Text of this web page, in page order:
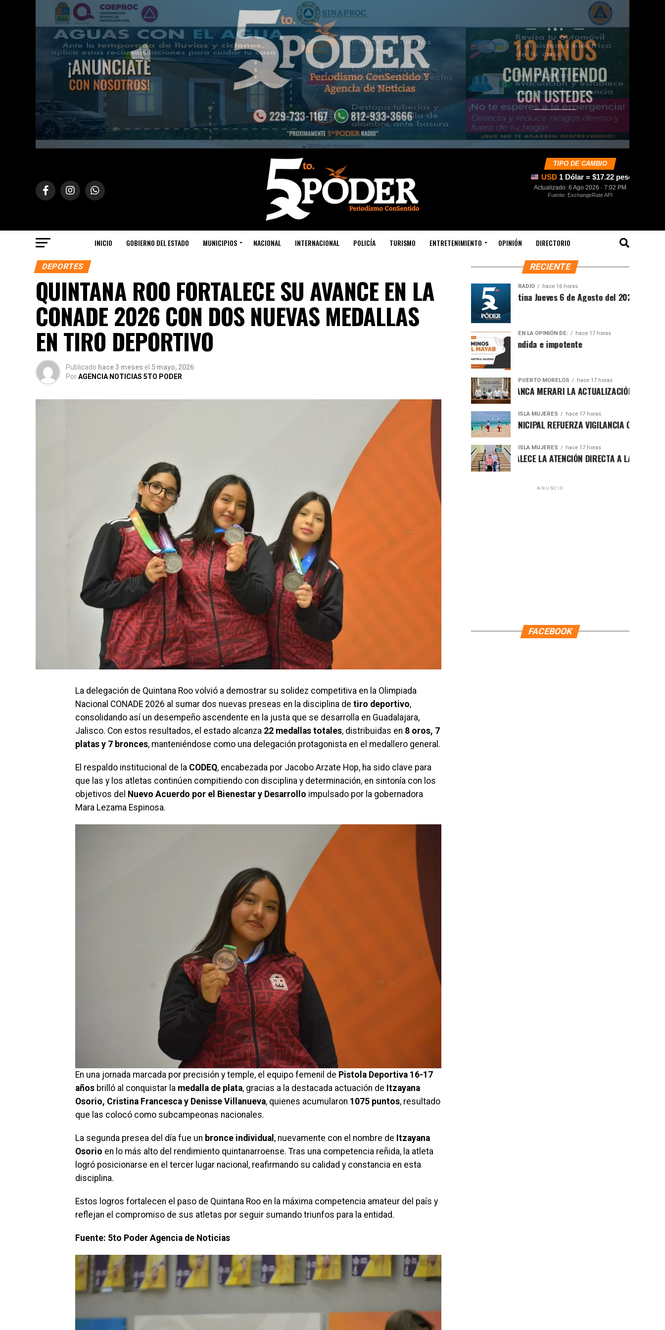
TIPO DE CAMBIO
USD 1 Dólar = $17.22 pesos
Actualizado: 6 Ago 2026 · 7:02 PM
Fuente: ExchangeRate API
INICIO GOBIERNO DEL ESTADO MUNICIPIOS NACIONAL INTERNACIONAL POLICÍA TURISMO ENTRETENIMIENTO OPINIÓN DIRECTORIO
DEPORTES
QUINTANA ROO FORTALECE SU AVANCE EN LA
CONADE 2026 CON DOS NUEVAS MEDALLAS
EN TIRO DEPORTIVO
Publicado hace 3 meses el 5 mayo, 2026
PorAGENCIA NOTICIAS 5TO PODER
La delegación de Quintana Roo volvió a demostrar su solidez competitiva en la Olimpiada
Nacional CONADE 2026 al sumar dos nuevas preseas en la disciplina de tiro deportivo,
consolidando así un desempeño ascendente en la justa que se desarrolla en Guadalajara,
Jalisco. Con estos resultados, el estado alcanza 22 medallas totales, distribuidas en 8 oros, 7
platas y 7 bronces, manteniéndose como una delegación protagonista en el medallero general.
El respaldo institucional de la CODEQ, encabezada por Jacobo Arzate Hop, ha sido clave para
que las y los atletas continúen compitiendo con disciplina y determinación, en sintonía con los
objetivos del Nuevo Acuerdo por el Bienestar y Desarrollo impulsado por la gobernadora
Mara Lezama Espinosa.
En una jornada marcada por precisión y temple, el equipo femenil de Pistola Deportiva 16-17
años brilló al conquistar la medalla de plata, gracias a la destacada actuación de Itzayana
Osorio, Cristina Francesca y Denisse Villanueva, quienes acumularon 1075 puntos, resultado
que las colocó como subcampeonas nacionales.
La segunda presea del día fue un bronce individual , nuevamente con el nombre de Itzayana
Osorio en lo más alto del rendimiento quintanarroense. Tras una competencia reñida, la atleta
logró posicionarse en el tercer lugar nacional, reafirmando su calidad y constancia en esta
disciplina.
Estos logros fortalecen el paso de Quintana Roo en la máxima competencia amateur del país y
reflejan el compromiso de sus atletas por seguir sumando triunfos para la entidad.
Fuente: 5to Poder Agencia de Noticias
RECIENTE
RADIO hace 16 horas
Síntesis Matutina Jueves 6 de Agosto del 2026
EN LA OPINIÓN DE: hace 17 horas
Sociedad ofendida e impotente
PUERTO MORELOS hace 17 horas
PRESENTA BLANCA MERARI LA ACTUALIZACIÓN DEL ATLAS DE
ISLA MUJERES hace 17 horas
GOBIERNO MUNICIPAL REFUERZA VIGILANCIA CON
ISLA MUJERES hace 17 horas
ATENEA FORTALECE LA ATENCIÓN DIRECTA A LAS FAMILIAS
ANUNCIO
FACEBOOK